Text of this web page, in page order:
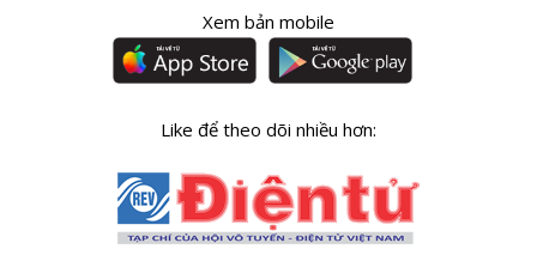
Xem bản mobile
Like để theo dõi nhiều hơn: